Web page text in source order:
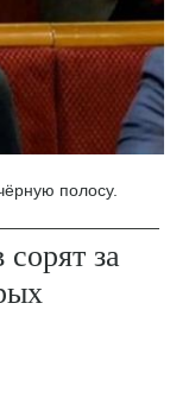
полосу.
за